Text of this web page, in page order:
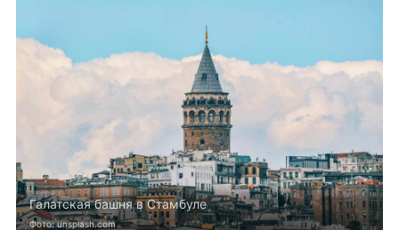
Галатская башня в Стамбуле
Фото: unsplash.com